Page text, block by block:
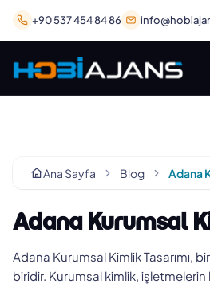
+90 537 454 84 86
Ana Sayfa Blog
Adana Kurumsal
Adana Kurumsal Kimlik Tasarımı,
biridir. Kurumsal kimlik,